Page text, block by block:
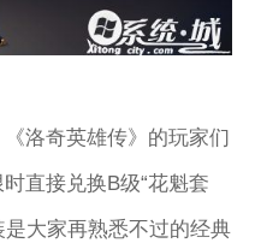
洛奇英雄传》的玩家们
直接兑换B级“花魁套
是大家再熟悉不过的经典